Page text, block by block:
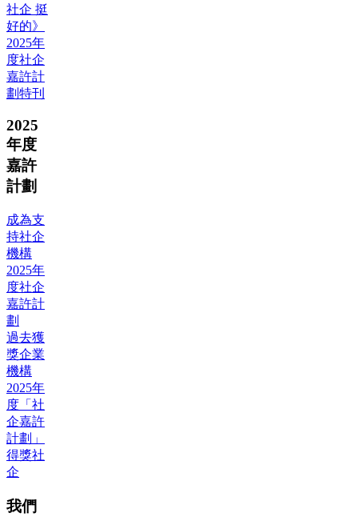
社企 挺
好的》
2025年
度社企
嘉許計
劃特刊
2025
年度
嘉許
計劃
成為支
持社企
機構
2025年
度社企
嘉許計
劃
過去獲
獎企業
機構
2025年
度「社
企嘉許
計劃」
得獎社
企
我們